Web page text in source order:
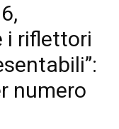
i riflettori
numero